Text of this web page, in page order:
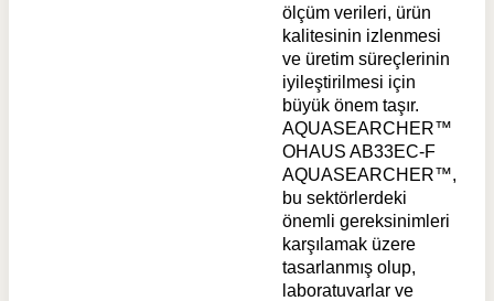
ölçüm verileri, ürün
kalitesinin izlenmesi
ve üretim süreçlerinin
iyileştirilmesi için
büyük önem taşır.
AQUASEARCHER™
OHAUS AB33EC-F
AQUASEARCHER™,
bu sektörlerdeki
önemli gereksinimleri
karşılamak üzere
tasarlanmış olup,
laboratuvarlar ve